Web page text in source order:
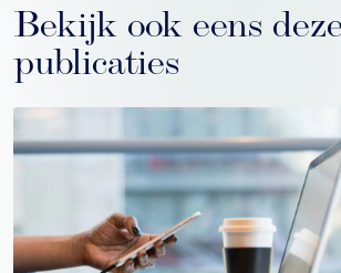
Bekijk ook eens
publicaties